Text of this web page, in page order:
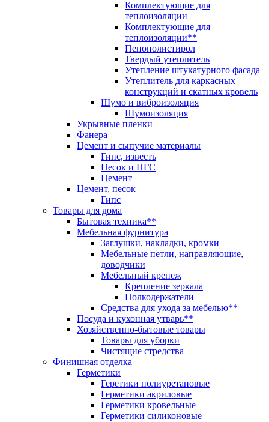
Комплектующие для
теплоизоляции
Комплектующие для
теплоизоляции**
Пенополистирол
Твердый утеплитель
Утепление штукатурного фасада
Утеплитель для каркасных
конструкций и скатных кровель
Шумо и виброизоляция
Шумоизоляция
Укрывные пленки
Фанера
Цемент и сыпучие материалы
Гипс, известь
Песок и ПГС
Цемент
Цемент, песок
Гипс
Товары для дома
Бытовая техника**
Мебельная фурнитура
Заглушки, накладки, кромки
Мебельные петли, направляющие,
доводчики
Мебельный крепеж
Крепление зеркала
Полкодержатели
Средства для ухода за мебелью**
Посуда и кухонная утварь**
Хозяйственно-бытовые товары
Товары для уборки
Чистящие стредства
Финишная отделка
Герметики
Геретики полиуретановые
Герметики акриловые
Герметики кровельные
Герметики силиконовые